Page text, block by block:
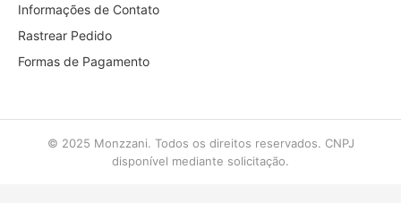
Informações de Contato
Rastrear Pedido
Formas de Pagamento
© 2025 Monzzani. Todos os direitos reservados. CNPJ
disponível mediante solicitação.